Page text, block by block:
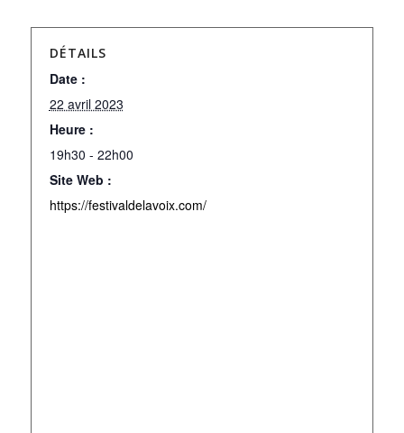
DÉTAILS
Date :
22 avril 2023
Heure :
19h30 - 22h00
Site Web :
https://festivaldelavoix.com/